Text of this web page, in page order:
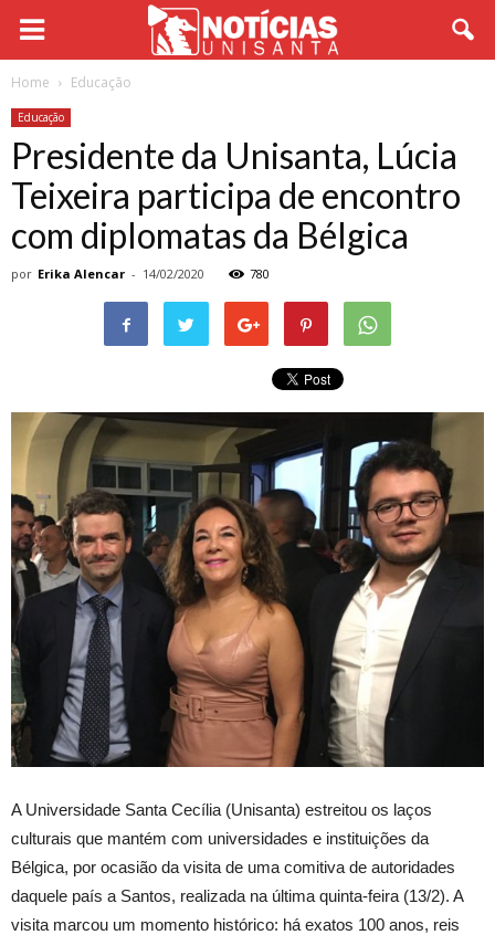
Home Educação
Educação
Presidente da Unisanta, Lúcia
Teixeira participa de encontro
com diplomatas da Bélgica
por Erika Alencar - 14/02/2020 780
A Universidade Santa Cecília (Unisanta) estreitou os laços
culturais que mantém com universidades e instituições da
Bélgica, por ocasião da visita de uma comitiva de autoridades
daquele país a Santos, realizada na última quinta-feira (13/2). A
visita marcou um momento histórico: há exatos 100 anos, reis